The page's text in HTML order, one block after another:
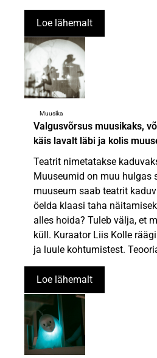
Loe lähemalt
Muusika
Valgusvõrsus muusikaks,
käis lavalt läbi ja kolis
Teatrit nimetatakse
Muuseumid on muu hulgas
muuseum saab teatrit
öelda klaasi taha
alles hoida? Tuleb välja, et
küll. Kuraator Liis Kolle
ja luule kohtumistest.
Loe lähemalt